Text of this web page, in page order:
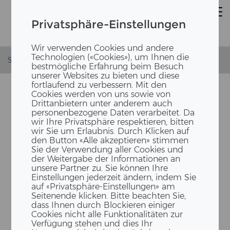
Privatsphäre-Einstellungen
Wir verwenden Cookies und andere
Technologien («Cookies»), um Ihnen die
bestmögliche Erfahrung beim Besuch
unserer Websites zu bieten und diese
fortlaufend zu verbessern. Mit den
Cookies werden von uns sowie von
Drittanbietern unter anderem auch
personenbezogene Daten verarbeitet. Da
wir Ihre Privatsphäre respektieren, bitten
wir Sie um Erlaubnis. Durch Klicken auf
den Button «Alle akzeptieren» stimmen
Sie der Verwendung aller Cookies und
der Weitergabe der Informationen an
unsere Partner zu. Sie können Ihre
Einstellungen jederzeit ändern, indem Sie
auf «Privatsphäre-Einstellungen» am
Seitenende klicken. Bitte beachten Sie,
dass Ihnen durch Blockieren einiger
Cookies nicht alle Funktionalitäten zur
Verfügung stehen und dies Ihr
Startseite
SWISS­BAU 2026: HOLZ-​
HYBRID TRIFFT ZU­KUNFT